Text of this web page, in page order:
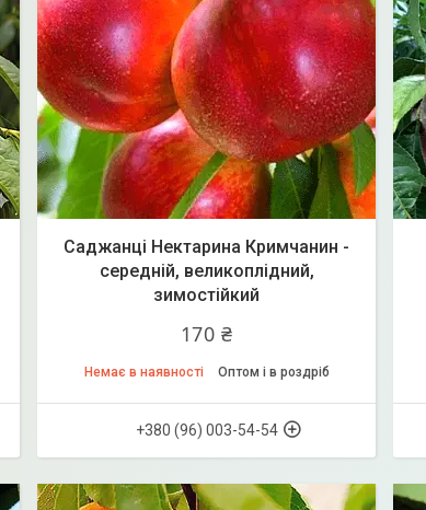
Саджанці Нектарина Кримчанин -
середній, великоплідний,
зимостійкий
170 ₴
Немає в наявності Оптом і в роздріб
+380 (96) 003-54-54